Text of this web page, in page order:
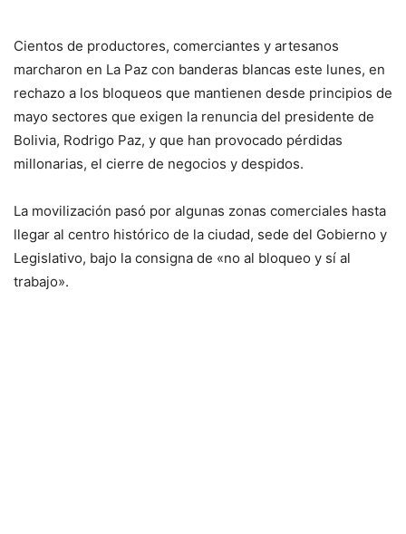
Cientos de productores, comerciantes y artesanos
marcharon en La Paz con banderas blancas este lunes, en
rechazo a los bloqueos que mantienen desde principios de
mayo sectores que exigen la renuncia del presidente de
Bolivia, Rodrigo Paz, y que han provocado pérdidas
millonarias, el cierre de negocios y despidos.
La movilización pasó por algunas zonas comerciales hasta
llegar al centro histórico de la ciudad, sede del Gobierno y
Legislativo, bajo la consigna de «no al bloqueo y sí al
trabajo».